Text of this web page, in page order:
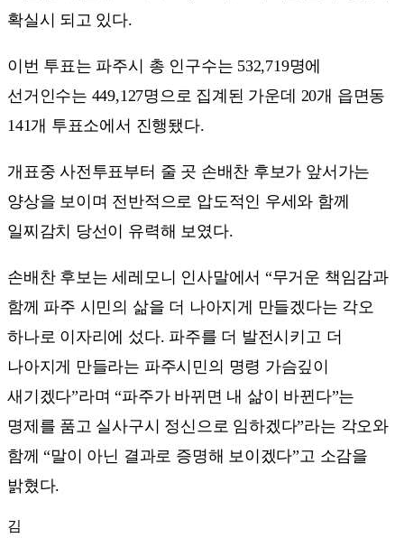
확실시 되고 있다.
이번 투표는 파주시 총 인구수는 532,719명에
선거인수는 449,127명으로 집계된 가운데 20개 읍면동
141개 투표소에서 진행됐다.
개표중 사전투표부터 줄 곳 손배찬 후보가 앞서가는
양상을 보이며 전반적으로 압도적인 우세와 함께
일찌감치 당선이 유력해 보였다.
손배찬 후보는 세레모니 인사말에서 “무거운 책임감과
함께 파주 시민의 삶을 더 나아지게 만들겠다는 각오
하나로 이자리에 섰다. 파주를 더 발전시키고 더
나아지게 만들라는 파주시민의 명령 가슴깊이
새기겠다”라며 “파주가 바뀌면 내 삶이 바뀐다”는
명제를 품고 실사구시 정신으로 임하겠다”라는 각오와
함께 “말이 아닌 결과로 증명해 보이겠다”고 소감을
밝혔다.
김